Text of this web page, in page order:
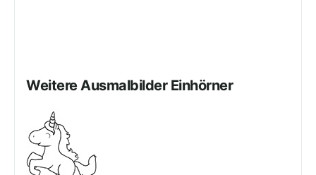
Weitere Ausmalbilder Einhörner